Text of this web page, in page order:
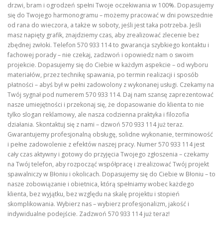
drzwi, bram i ogrodzeń spełni Twoje oczekiwania w 100%. Dopasujemy
się do Twojego harmonogramu – możemy pracować w dni powszednie
od rana do wieczora, a także w soboty, jeśli jest taka potrzeba. Jeśli
masz napięty grafik, znajdziemy czas, aby zrealizować zlecenie bez
zbędnej zwłoki. Telefon 570 933 114 to gwarancja szybkiego kontaktu i
fachowej porady – nie czekaj, zadzwoń i opowiedz nam o swoim
projekcie. Dopasujemy się do Ciebie w każdym aspekcie – od wyboru
materiałów, przez technikę spawania, po termin realizacji i sposób
płatności – abyś był w pełni zadowolony z wykonanej usługi. Czekamy na
Twój sygnał pod numerem 570 933 114. Daj nam szansę zaprezentować
nasze umiejętności i przekonaj się, że dopasowanie do klienta to nie
tylko slogan reklamowy, ale nasza codzienna praktyka i filozofia
działania. Skontaktuj się z nami – dzwoń 570 933 114 już teraz.
Gwarantujemy profesjonalną obsługę, solidne wykonanie, terminowość
i pełne zadowolenie z efektów naszej pracy. Numer 570 933 114 jest
cały czas aktywny i gotowy do przyjęcia Twojego zgłoszenia – czekamy
na Twój telefon, aby rozpocząć współpracę i zrealizować Twój projekt
spawalniczy w Błoniu i okolicach. Dopasujemy się do Ciebie w Błoniu – to
nasze zobowiązanie i obietnica, którą spełniamy wobec każdego
klienta, bez wyjątku, bez względu na skalę projektu i stopień
skomplikowania. Wybierz nas – wybierz profesjonalizm, jakość i
indywidualne podejście. Zadzwoń 570 933 114 już teraz!